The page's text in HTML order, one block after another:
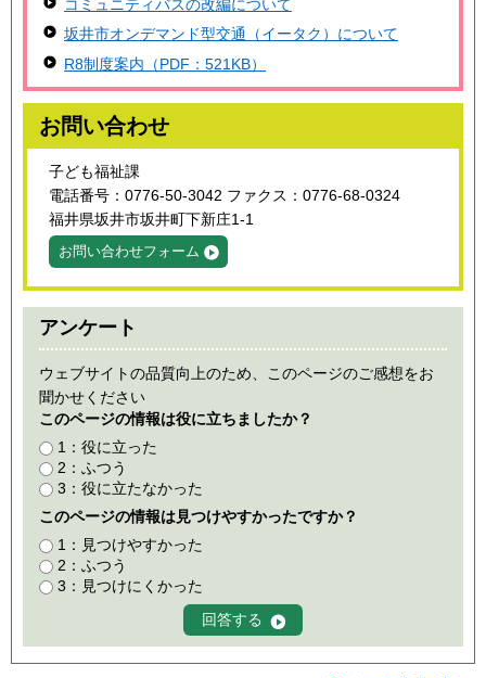
コミュニティバスの改編について
坂井市オンデマンド型交通（イータク）について
R8制度案内（PDF：521KB）
お問い合わせ
子ども福祉課
電話番号：0776-50-3042 ファクス：0776-68-0324
福井県坂井市坂井町下新庄1-1
お問い合わせフォーム
アンケート
ウェブサイトの品質向上のため、このページのご感想をお
聞かせください
このページの情報は役に立ちましたか？
1：役に立った
2：ふつう
3：役に立たなかった
このページの情報は見つけやすかったですか？
1：見つけやすかった
2：ふつう
3：見つけにくかった